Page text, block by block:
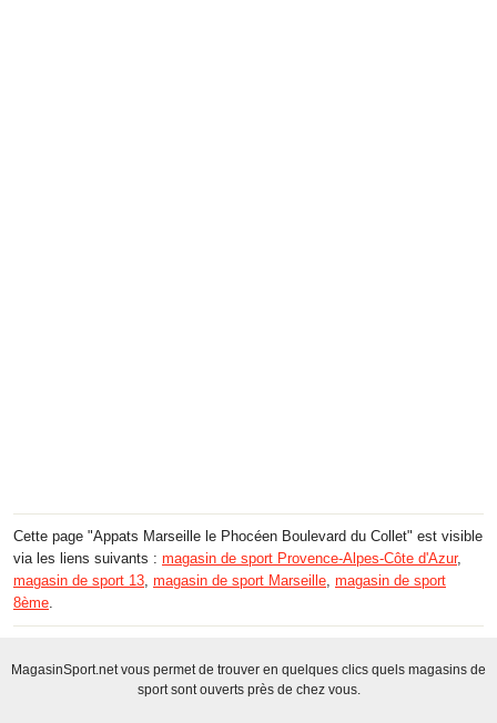
Cette page "Appats Marseille le Phocéen Boulevard du Collet" est visible
via les liens suivants : magasin de sport Provence-Alpes-Côte d'Azur,
magasin de sport 13, magasin de sport Marseille, magasin de sport
8ème.
MagasinSport.net vous permet de trouver en quelques clics quels magasins de
sport sont ouverts près de chez vous.